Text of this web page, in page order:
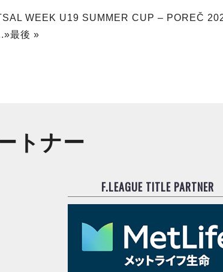
WEEK U19 SUMMER CUP – POREČ
»最後 »
トナー
F.LEAGUE TITLE PARTNER